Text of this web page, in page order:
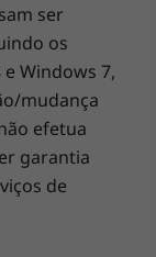
e ligue a
ser
os
Windows 7,
mudança
efetua
garantia
de